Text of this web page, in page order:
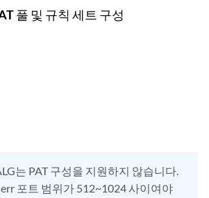
풀 및 규칙 세트 구성
는 PAT 구성을 지원하지 않습니다.
포트 범위가 512~1024 사이여야